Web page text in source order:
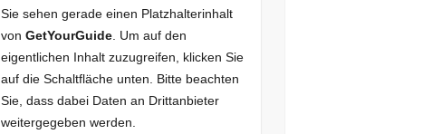
Sie sehen gerade einen Platzhalterinhalt
von GetYourGuide. Um auf den
eigentlichen Inhalt zuzugreifen, klicken Sie
auf die Schaltfläche unten. Bitte beachten
Sie, dass dabei Daten an Drittanbieter
weitergegeben werden.